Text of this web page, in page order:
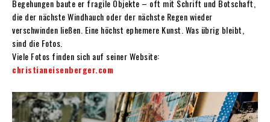
Begehungen baute er fragile Objekte – oft mit Schrift und Botschaft,
die der nächste Windhauch oder der nächste Regen wieder
verschwinden ließen. Eine höchst ephemere Kunst. Was übrig bleibt,
sind die Fotos.
Viele Fotos finden sich auf seiner Website:
christianeisenberger.com